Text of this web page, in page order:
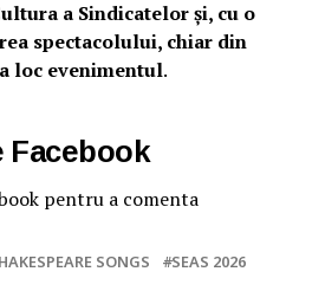
a Sindicatelor și, cu o
spectacolului, chiar din
loc evenimentul.
Facebook
pentru a comenta
SONGS
SEAS 2026